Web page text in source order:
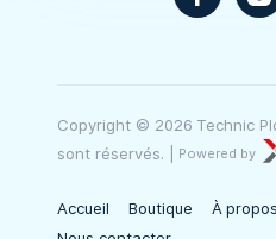
Copyright © 2026 Technic
sont réservés.
Powered by
Accueil Boutique
À